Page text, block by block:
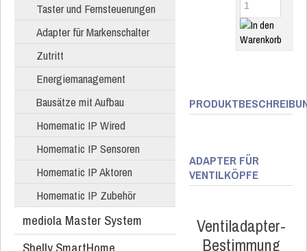
Taster und Fernsteuerungen
Adapter für Markenschalter
Zutritt
Energiemanagement
Bausätze mit Aufbau
Homematic IP Wired
Homematic IP Sensoren
Homematic IP Aktoren
Homematic IP Zubehör
mediola Master System
ADAPTER FÜR
VENTILKÖPFE
Ventiladapter-
Bestimmung